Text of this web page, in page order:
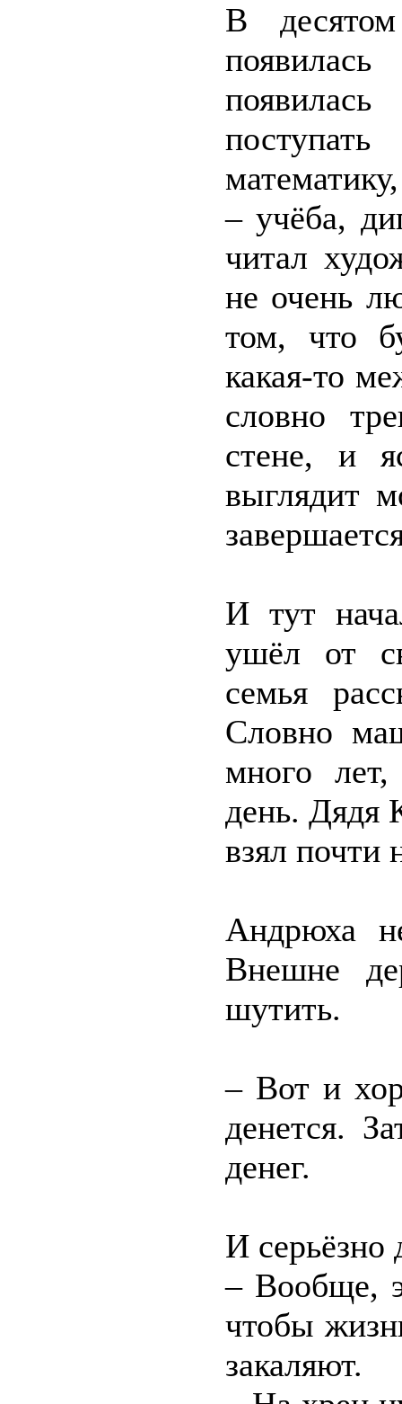
В
– учёба,
читал
не очень
том, что
какая-то
словно
стене, и
выглядит
И тут
ушёл от
семья
Словно
много
день. Дядя
взял почти
Андрюха
Внешне
шутить.
– Вот и
денется.
денег.
И серьёзно
– Вообще,
чтобы
закаляют.